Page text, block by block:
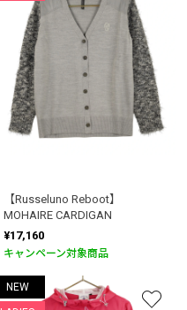
【Russeluno Reboot】
MOHAIRE CARDIGAN
¥17,160
キャンペーン対象商品
NEW